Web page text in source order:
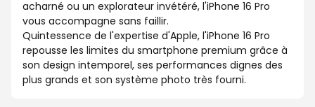
acharné ou un explorateur invétéré, l'iPhone 16 Pro
vous accompagne sans faillir.
Quintessence de l'expertise d'Apple, l'iPhone 16 Pro
repousse les limites du smartphone premium grâce à
son design intemporel, ses performances dignes des
plus grands et son système photo très fourni.